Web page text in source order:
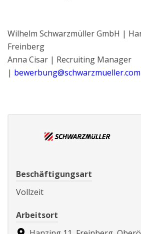
Wilhelm Schwarzmüller GmbH |
Freinberg
Anna Cisar | Recruiting Manager
| bewerbung@schwarzmueller.com
Beschäftigungsart
Vollzeit
Arbeitsort